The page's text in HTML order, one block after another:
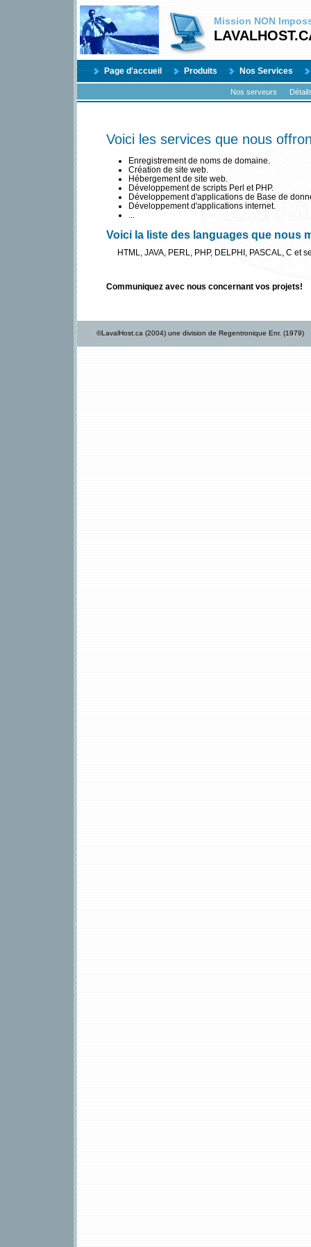
Mission NON
Page d'accueil Produits Nos Services
Nos serveurs
Voici les services que nous
Enregistrement de noms de domaine.
Création de site web.
Hébergement de site web.
Développement de scripts Perl et PHP.
Développement d'applications de Base de
Développement d'applications internet.
...
Voici la liste des languages que nous
HTML, JAVA, PERL, PHP, DELPHI, PASCAL, C
Communiquez avec nous concernant vos projets!
©LavalHost.ca (2004) une division de Regentronique Enr. (1979)